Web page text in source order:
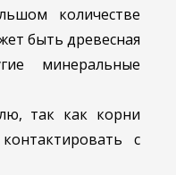
количестве
быть древесная
минеральные
так как корни
с